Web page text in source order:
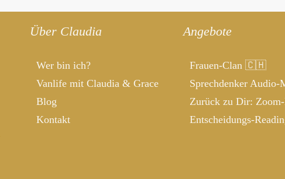
Über Claudia
Wer bin ich?
Vanlife mit Claudia & Grace
Blog
Kontakt
Angebote
Frauen-Clan 🇨🇭
Sprechdenker Audio-
Zurück zu Dir:
Entscheidungs-